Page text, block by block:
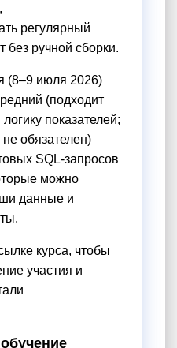
регулярный
без ручной сборки.
(8–9 июля 2026)
(подходит
показателей;
обязателен)
SQL‑запросов
можно
данные и
курса, чтобы
участия и